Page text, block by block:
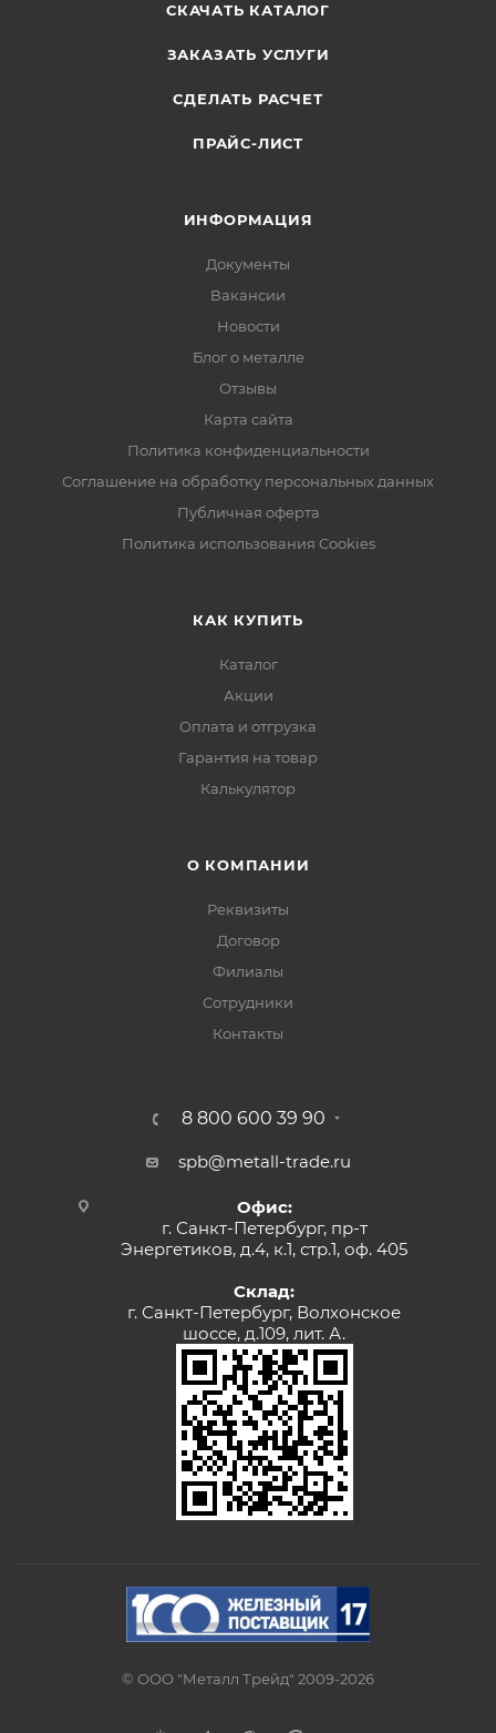
СКАЧАТЬ КАТАЛОГ
ЗАКАЗАТЬ УСЛУГИ
СДЕЛАТЬ РАСЧЕТ
ПРАЙС-ЛИСТ
ИНФОРМАЦИЯ
Документы
Вакансии
Новости
Блог о металле
Отзывы
Карта сайта
Политика конфиденциальности
Соглашение на обработку персональных данных
Публичная оферта
Политика использования Cookies
КАК КУПИТЬ
Каталог
Акции
Оплата и отгрузка
Гарантия на товар
Калькулятор
О КОМПАНИИ
Реквизиты
Договор
Филиалы
Сотрудники
Контакты
8 800 600 39 90
spb@metall-trade.ru
Офис:
г. Санкт-Петербург, пр-т
Энергетиков, д.4, к.1, стр.1, оф. 405
Склад:
г. Санкт-Петербург, Волхонское
шоссе, д.109, лит. А.
© ООО "Металл Трейд" 2009-2026